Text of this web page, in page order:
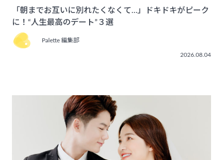
「朝までお互いに別れたくなくて…」ドキドキがピーク
に！“人生最高のデート”３選
Palette 編集部
2026.08.04